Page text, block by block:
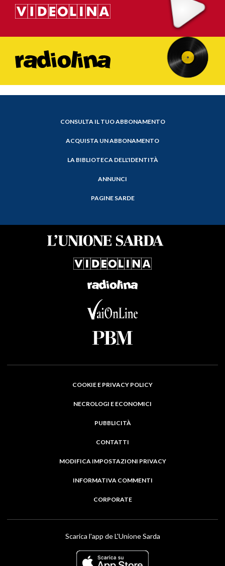
CONSULTA IL TUO ABBONAMENTO
ACQUISTA UN ABBONAMENTO
LA BIBLIOTECA DELL'IDENTITÀ
ANNUNCI
PAGINE SARDE
COOKIE E PRIVACY POLICY
NECROLOGI E ECONOMICI
PUBBLICITÀ
CONTATTI
MODIFICA IMPOSTAZIONI PRIVACY
INFORMATIVA COMMENTI
CORPORATE
Scarica l'app de L'Unione Sarda